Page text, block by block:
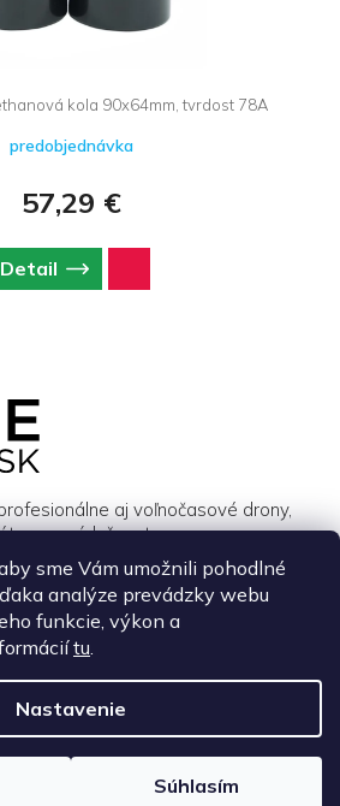
sme Vám umožnili pohodlné
analýze prevádzky webu
funkcie, výkon a
tu.
Nastavenie
Súhlasím
kola 90x64mm, tvrdost 78A
predobjednávka
57,29 €
Detail
aj voľnočasové drony,
a príslušenstvo.
. Všetky práva vyhradené.Upraviť
nastavenie cookies